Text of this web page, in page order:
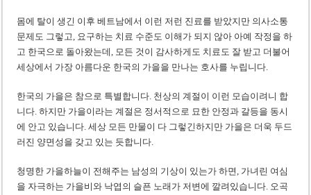
몸에 탈이 생긴 이후 베트남에서 이런 저런 진료를 받았지만 의사소통
문제도 그렇고, 요구하는 치료 수준도 이해가 되지 않아 아예 작정을 하
고 한국으로 돌아왔는데, 모든 것이 감사하게도 치료도 잘 받고 더불어
세상에서 가장 아름다운 한국의 가을을 만나는 호사를 누립니다.
한국의 가을은 참으로 특별합니다. 천상의 계절이 이런 모습이려니 합
니다. 하지만 가을이라는 계절은 정서적으로 묘한 안정과 갈등을 동시
에 안고 있습니다. 세상 모든 만물이 다 그렇긴하지만 가을은 더욱 두드
러진 양면성을 갖고 있는 듯합니다.
청명한 가을하늘이 전해주는 남성의 기상이 있는가 하면, 가녀린 여심
을 자극하는 가을비와 낙엽의 슬픈 노래가 저변에 깔려있습니다. 오곡